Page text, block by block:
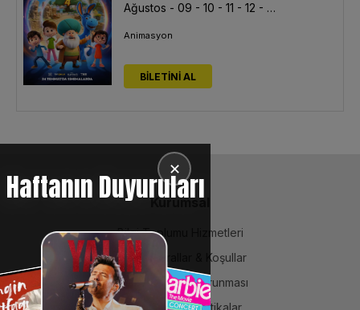
Ağustos - 09 - 10 - 11 - 12 - 13
Animasyon
BİLETİNİ AL
✕
Haftanın Duyuruları
Kurumsal
Bilgi Toplumu Hizmetleri
BiPuan Kurallar & Koşullar
Kişisel Verilerin Korunması